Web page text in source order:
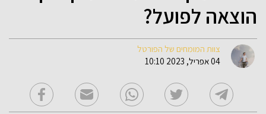
הוצאה לפועל?
צוות המומחים של הפורטל
04 אפריל, 2023 10:10